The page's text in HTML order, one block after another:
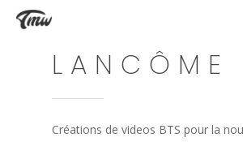
LANCÔME
Créations de videos BTS pour la